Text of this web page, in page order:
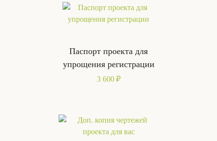
Паспорт проекта для
упрощения регистрации
3 600 ₽